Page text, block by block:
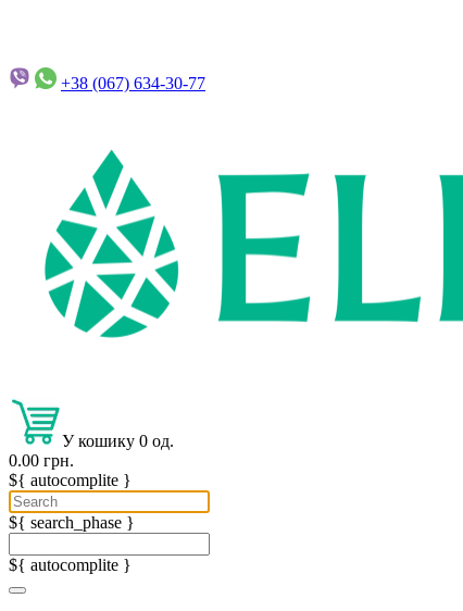
+38 (067) 634-30-77
У кошику 0 од.
0.00 грн.
${ autocomplite }
${ search_phase }
${ autocomplite }